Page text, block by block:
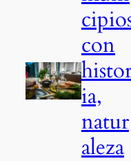
con
ia,
natur
aleza